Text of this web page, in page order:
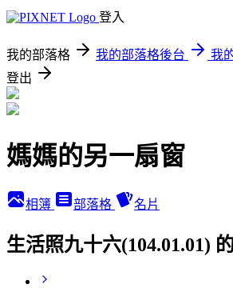
登入
我的部落格 我的部落格後台
我
登出
媽媽的另一扇窗
相簿 部落格 名片
生活照九十六(104.01.01)